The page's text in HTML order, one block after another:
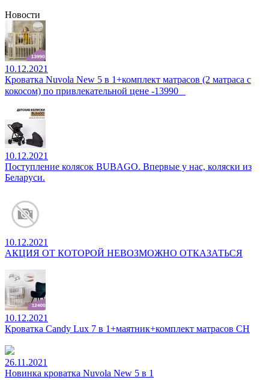
Новости
10.12.2021
Кроватка Nuvola New 5 в 1+комплект матрасов (2 матраса с
кокосом) по привлекательной цене -13990⠀
10.12.2021
Поступление колясок BUBAGO. Впервые у нас, коляски из
Беларуси.
10.12.2021
АКЦИЯ ОТ КОТОРОЙ НЕВОЗМОЖНО ОТКАЗАТЬСЯ
10.12.2021
Кроватка Candy Lux 7 в 1+маятник+комплект матрасов CH
26.11.2021
Новинка кроватка Nuvola New 5 в 1